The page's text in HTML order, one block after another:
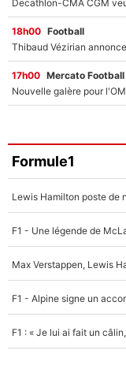
18h00 Football
17h00 Mercato Football
Formule1